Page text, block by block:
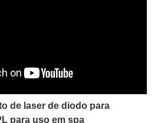
de laser de diodo para
para uso em spa